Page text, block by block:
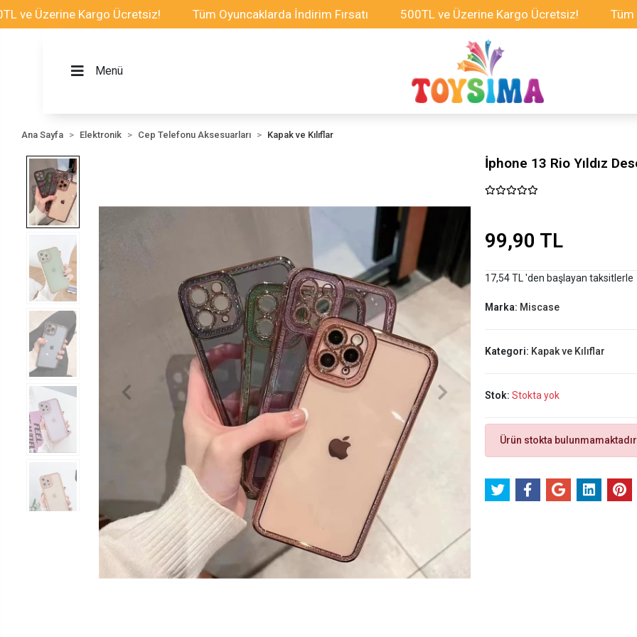
Kargo Ücretsiz! Tüm Oyuncaklarda İndirim Fırsatı 500TL ve Üzerine Kargo Ücretsiz! Tüm
Menü
Ana Sayfa Elektronik Cep Telefonu Aksesuarları Kapak ve Kılıflar
İphone 13 Rio Yıldız
99,90 TL
17,54 TL 'den başlayan taksitlerle
Marka: Miscase
Kategori: Kapak ve Kılıflar
Stok: Stokta yok
Ürün stokta